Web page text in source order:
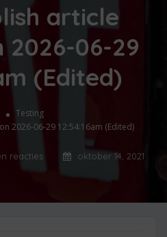
article
2026-06-29
(Edited)
Testing
2026-06-29 12:54:16am (Edited)
reacties oktober 14, 2021